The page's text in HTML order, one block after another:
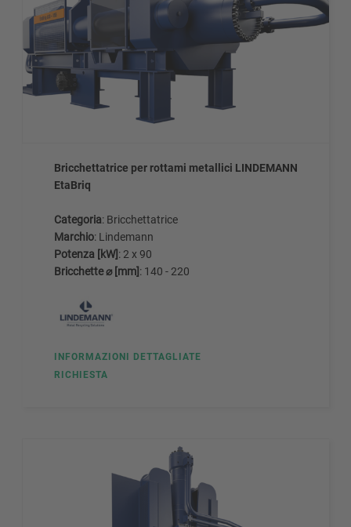
Bricchettatrice per rottami metallici LINDEMANN
EtaBriq
Categoria: Bricchettatrice
Marchio: Lindemann
Potenza [kW]: 2 x 90
Bricchette ⌀ [mm]: 140 - 220
INFORMAZIONI DETTAGLIATE
RICHIESTA